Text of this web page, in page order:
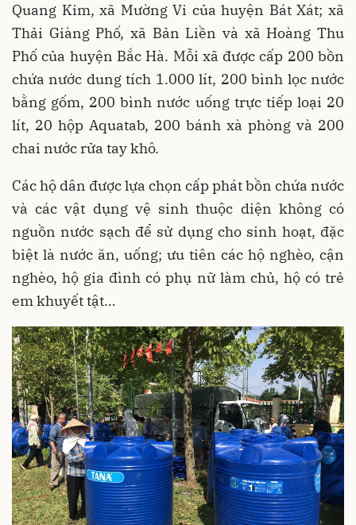
Quang Kim, xã Mường Vi của huyện Bát Xát; xã
Thải Giàng Phố, xã Bản Liền và xã Hoàng Thu
Phố của huyện Bắc Hà. Mỗi xã được cấp 200 bồn
chứa nước dung tích 1.000 lít, 200 bình lọc nước
bằng gốm, 200 bình nước uống trực tiếp loại 20
lít, 20 hộp Aquatab, 200 bánh xà phòng và 200
chai nước rửa tay khô.
Các hộ dân được lựa chọn cấp phát bồn chứa nước
và các vật dụng vệ sinh thuộc diện không có
nguồn nước sạch để sử dụng cho sinh hoạt, đặc
biệt là nước ăn, uống; ưu tiên các hộ nghèo, cận
nghèo, hộ gia đình có phụ nữ làm chủ, hộ có trẻ
em khuyết tật…